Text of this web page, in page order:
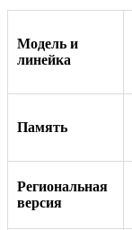
Модель и
линейка
Память
Региональная
версия